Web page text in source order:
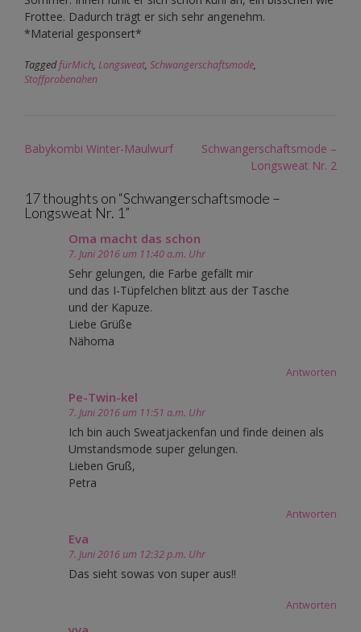
Frottee. Dadurch trägt er sich sehr angenehm.
*Material gesponsert*
TaggedfürMich, Longsweat, Schwangerschaftsmode,
Stoffprobenähen
Post
Babykombi Winter-Maulwurf
Schwangerschaftsmode –
Longsweat Nr. 2
17 thoughts on “Schwangerschaftsmode –
Longsweat Nr. 1”
Oma macht das schon
7. Juni 2016 um 11:40 a.m. Uhr
Sehr gelungen, die Farbe gefällt mir
und das I-Tüpfelchen blitzt aus der Tasche
und der Kapuze.
Liebe Grüße
Nähoma
Antworten
Pe-Twin-kel
7. Juni 2016 um 11:51 a.m. Uhr
Ich bin auch Sweatjackenfan und finde deinen als
Umstandsmode super gelungen.
Lieben Gruß,
Petra
Antworten
Eva
7. Juni 2016 um 12:32 p.m. Uhr
Das sieht sowas von super aus!!
Antworten